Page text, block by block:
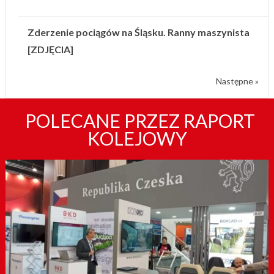
Zderzenie pociągów na Śląsku. Ranny maszynista
[ZDJĘCIA]
Następne »
POLECANE PRZEZ RAPORT
KOLEJOWY